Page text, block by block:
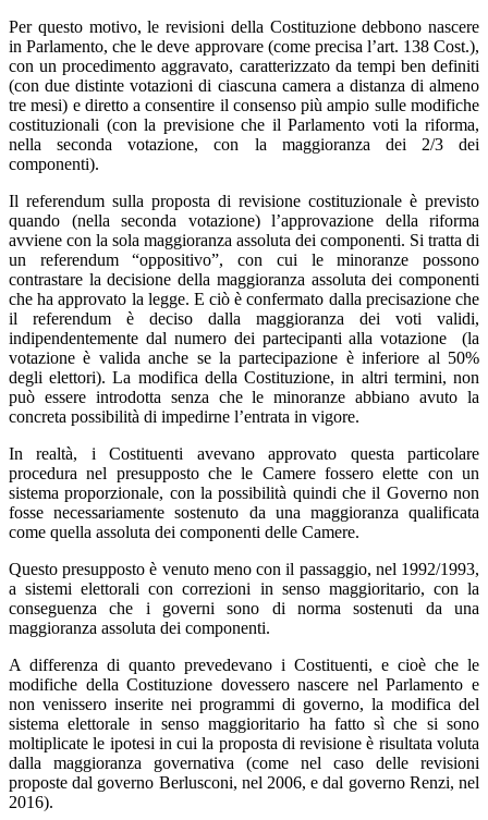
Per questo motivo, le revisioni della Costituzione debbono nascere
in Parlamento, che le deve approvare (come precisa l’art. 138 Cost.),
con un procedimento aggravato, caratterizzato da tempi ben definiti
(con due distinte votazioni di ciascuna camera a distanza di almeno
tre mesi) e diretto a consentire il consenso più ampio sulle modifiche
costituzionali (con la previsione che il Parlamento voti la riforma,
nella seconda votazione, con la maggioranza dei 2/3 dei
componenti).
Il referendum sulla proposta di revisione costituzionale è previsto
quando (nella seconda votazione) l’approvazione della riforma
avviene con la sola maggioranza assoluta dei componenti. Si tratta di
un referendum “oppositivo”, con cui le minoranze possono
contrastare la decisione della maggioranza assoluta dei componenti
che ha approvato la legge. E ciò è confermato dalla precisazione che
il referendum è deciso dalla maggioranza dei voti validi,
indipendentemente dal numero dei partecipanti alla votazione (la
votazione è valida anche se la partecipazione è inferiore al 50%
degli elettori). La modifica della Costituzione, in altri termini, non
può essere introdotta senza che le minoranze abbiano avuto la
concreta possibilità di impedirne l’entrata in vigore.
In realtà, i Costituenti avevano approvato questa particolare
procedura nel presupposto che le Camere fossero elette con un
sistema proporzionale, con la possibilità quindi che il Governo non
fosse necessariamente sostenuto da una maggioranza qualificata
come quella assoluta dei componenti delle Camere.
Questo presupposto è venuto meno con il passaggio, nel 1992/1993,
a sistemi elettorali con correzioni in senso maggioritario, con la
conseguenza che i governi sono di norma sostenuti da una
maggioranza assoluta dei componenti.
A differenza di quanto prevedevano i Costituenti, e cioè che le
modifiche della Costituzione dovessero nascere nel Parlamento e
non venissero inserite nei programmi di governo, la modifica del
sistema elettorale in senso maggioritario ha fatto sì che si sono
moltiplicate le ipotesi in cui la proposta di revisione è risultata voluta
dalla maggioranza governativa (come nel caso delle revisioni
proposte dal governo Berlusconi, nel 2006, e dal governo Renzi, nel
2016).